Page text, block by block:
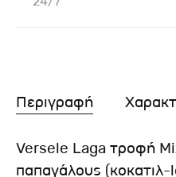
Περιγραφή
Versele Laga τροφή
παπαγάλους